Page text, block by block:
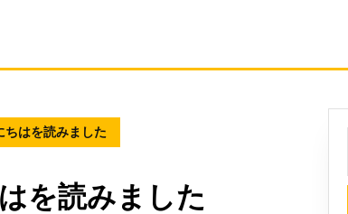
ちはを読みました
を読みました